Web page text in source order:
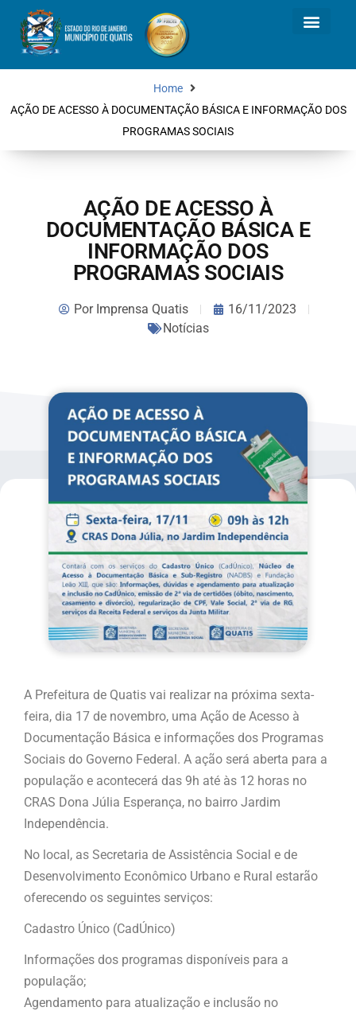
Home
AÇÃO DE ACESSO À DOCUMENTAÇÃO BÁSICA E INFORMAÇÃO DOS
PROGRAMAS SOCIAIS
AÇÃO DE ACESSO À
DOCUMENTAÇÃO BÁSICA E
INFORMAÇÃO DOS
PROGRAMAS SOCIAIS
PorImprensa Quatis
16/11/2023
Notícias
A Prefeitura de Quatis vai realizar na próxima sexta-
feira, dia 17 de novembro, uma Ação de Acesso à
Documentação Básica e informações dos Programas
Sociais do Governo Federal. A ação será aberta para a
população e acontecerá das 9h até às 12 horas no
CRAS Dona Júlia Esperança, no bairro Jardim
Independência.
No local, as Secretaria de Assistência Social e de
Desenvolvimento Econômico Urbano e Rural estarão
oferecendo os seguintes serviços:
Cadastro Único (CadÚnico)
Informações dos programas disponíveis para a
população;
Agendamento para atualização e inclusão no